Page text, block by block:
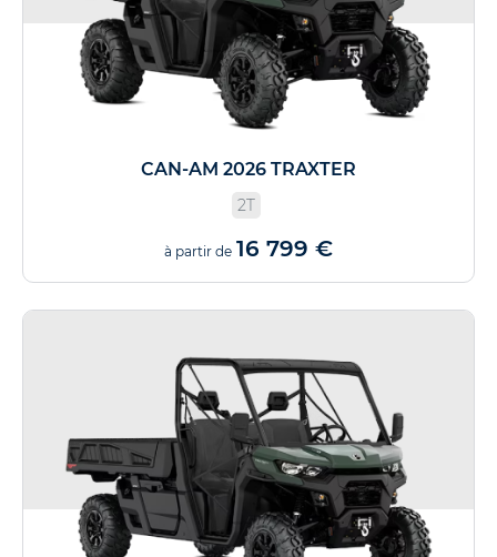
CAN-AM 2026 TRAXTER
2T
à partir de 16 799 €